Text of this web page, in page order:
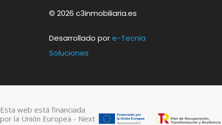
© 2026 c3inmobiliaria.es
Desarrollado pore-Tecnia
Soluciones
Esta web está financiada
por la Unión Europea - Next